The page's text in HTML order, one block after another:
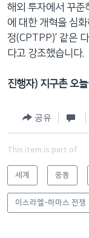
해외 투자에서 꾸준
에 대한 개혁을 심
정(CPTPP)’ 같은
다고 강조했습니다.
진행자) 지구촌 오
공유
This item is part of
세계 중동
이스라엘-하마스 전쟁